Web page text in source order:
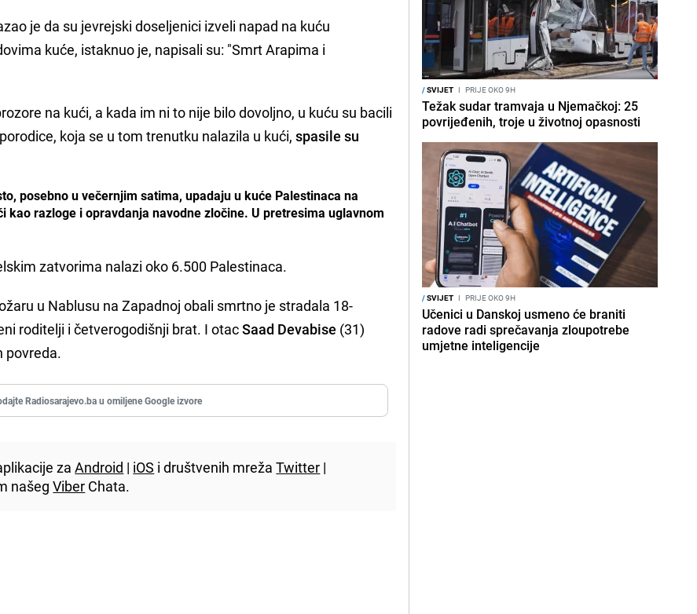
je da su jevrejski doseljenici izveli napad na kuću
kuće, istaknuo je, napisali su: "Smrt Arapima i
na kući, a kada im ni to nije bilo dovoljno, u kuću su bacili
koja se u tom trenutku nalazila u kući,spasile su
posebno u večernjim satima, upadaju u kuće Palestinaca na
kao razloge i opravdanja navodne zločine. U pretresima uglavnom
zatvorima nalazi oko 6.500 Palestinaca.
u Nablusu na Zapadnoj obali smrtno je stradala 18-
roditelji i četverogodišnji brat. I otacSaad Devabise (31)
povreda.
Radiosarajevo.ba u omiljene Google izvore
zaAndroid | iOS i društvenih mrežaTwitter |
našegViber Chata.
/SVIJET I PRIJE OKO 9H
Težak sudar tramvaja u Njemačkoj: 25
povrijeđenih, troje u životnoj opasnosti
/SVIJET I PRIJE OKO 9H
Učenici u Danskoj usmeno će braniti
radove radi sprečavanja zloupotrebe
umjetne inteligencije